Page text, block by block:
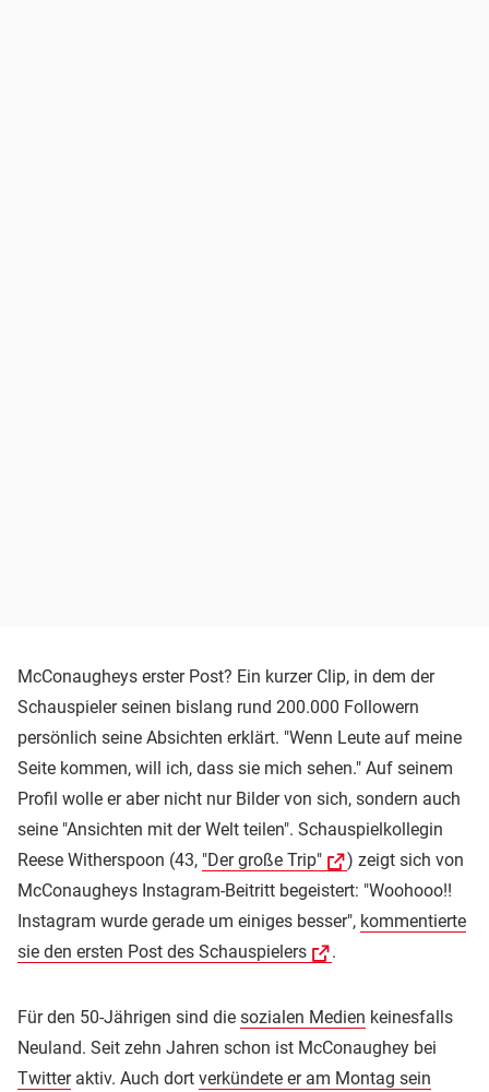
McConaugheys erster Post? Ein kurzer Clip, in dem der
Schauspieler seinen bislang rund 200.000 Followern
persönlich seine Absichten erklärt. "Wenn Leute auf meine
Seite kommen, will ich, dass sie mich sehen." Auf seinem
Profil wolle er aber nicht nur Bilder von sich, sondern auch
seine "Ansichten mit der Welt teilen". Schauspielkollegin
Reese Witherspoon (43, "Der große Trip"
) zeigt sich von
McConaugheys Instagram-Beitritt begeistert: "Woohooo!!
Instagram wurde gerade um einiges besser", kommentierte
sie den ersten Post des Schauspielers
.
Für den 50-Jährigen sind die sozialen Medien keinesfalls
Neuland. Seit zehn Jahren schon ist McConaughey bei
Twitteraktiv. Auch dort verkündete er am Montag sein